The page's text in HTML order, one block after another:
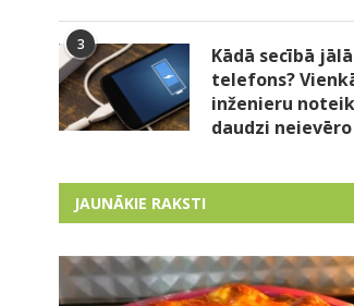
3
Kādā secībā
telefons?
inženieru
daudzi neievēro
JAUNĀKIE RAKSTI